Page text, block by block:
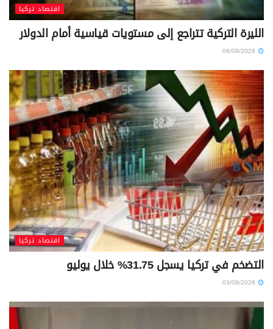
اقتصاد تركيا
الليرة التركية تتراجع إلى مستويات قياسية أمام الدولار
اقتصاد تركيا
التضخم في تركيا يسجل 31.75% خلال يوليو